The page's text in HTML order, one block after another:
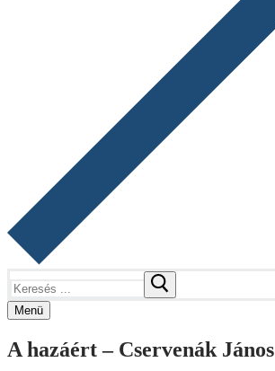
Menü
A hazáért – Cservenák János